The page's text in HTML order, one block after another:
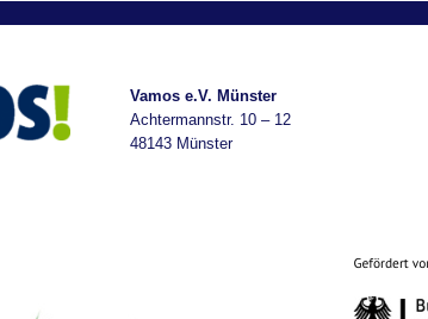
Vamos e.V. Münster
Achtermannstr. 10 – 12
48143 Münster